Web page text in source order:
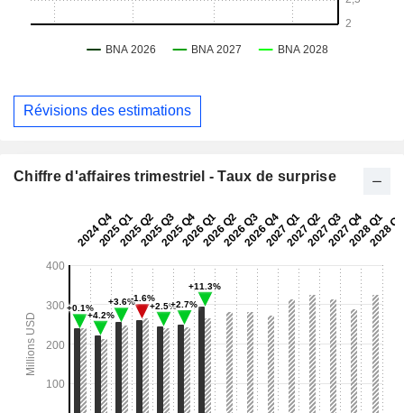
Révisions des estimations
Chiffre d'affaires trimestriel - Taux de surprise